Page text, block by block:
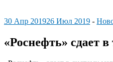
30 Апр 201926 Июл 2019 -
«Роснефть» сдает